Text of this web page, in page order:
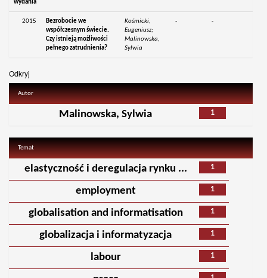
wydania
2015
Bezrobocie we
współczesnym świecie.
Czy istnieją możliwości
pełnego zatrudnienia?
Kośmicki,
Eugeniusz;
Malinowska,
Sylwia
- -
Odkryj
Autor
1
Malinowska, Sylwia
Temat
1
elastyczność i deregulacja rynku ...
1
employment
1
globalisation and informatisation
1
globalizacja i informatyzacja
1
labour